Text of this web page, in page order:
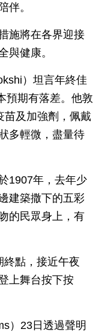
伴。
施將在各界迎接
與健康。
）坦言年終佳
預期有落差。他敦
苗及加強劑，佩戴
多輕微，盡量待
1907年，去年少
建築撒下的五彩
的民眾身上，有
終點，接近午夜
上舞台按下按
）23日透過聲明